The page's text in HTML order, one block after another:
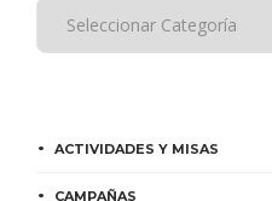
ACTIVIDADES Y MISAS
CAMPAÑAS